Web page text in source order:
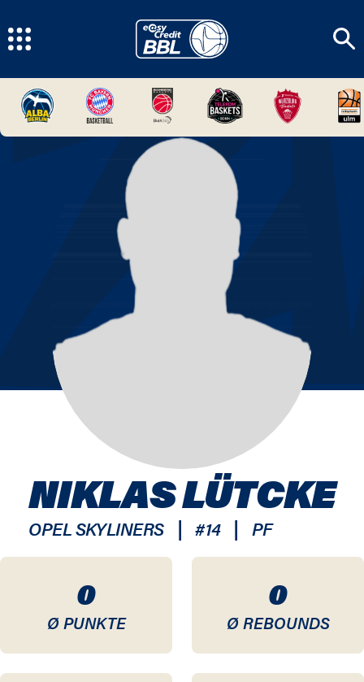
0
Ø PUNKTE
0
Ø REBOUNDS
NIKLAS LÜTCKE
OPEL SKYLINERS | #14 | PF